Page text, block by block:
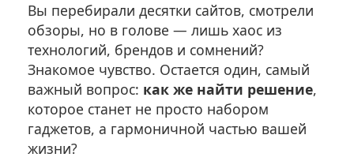
Найти
решение
для
Умного
Дома
Вы перебирали десятки сайтов, смотрели
обзоры, но в голове — лишь хаос из
технологий, брендов и сомнений?
Знакомое чувство. Остается один, самый
важный вопрос: как же найти решение,
которое станет не просто набором
гаджетов, а гармоничной частью вашей
жизни?